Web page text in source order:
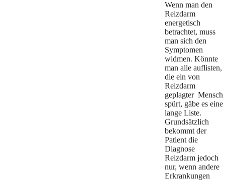
Wenn man den
Reizdarm
energetisch
betrachtet, muss
man sich den
Symptomen
widmen. Könnte
man alle auflisten,
die ein von
Reizdarm
geplagter Mensch
spürt, gäbe es eine
lange Liste.
Grundsätzlich
bekommt der
Patient die
Diagnose
Reizdarm jedoch
nur, wenn andere
Erkrankungen